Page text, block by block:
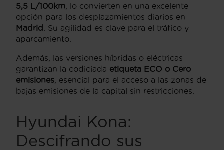
5,5 L/100km , lo convierten en una excelente
opción para los desplazamientos diarios en
Madrid
. Su agilidad es clave para el tráfico y
aparcamiento.
Además, las versiones híbridas o eléctricas
garantizan la codiciada etiqueta ECO o Cero
emisiones , esencial para el acceso a las zonas de
bajas emisiones de la capital sin restricciones.
Hyundai Kona:
Descifrando sus